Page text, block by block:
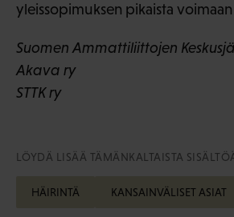
yleissopimuksen pikaista voimaan
Suomen Ammattiliittojen
Akava ry
STTK ry
LÖYDÄ LISÄÄ TÄMÄNKALTAISTA
HÄIRINTÄ KANSAINVÄLISET ASIAT